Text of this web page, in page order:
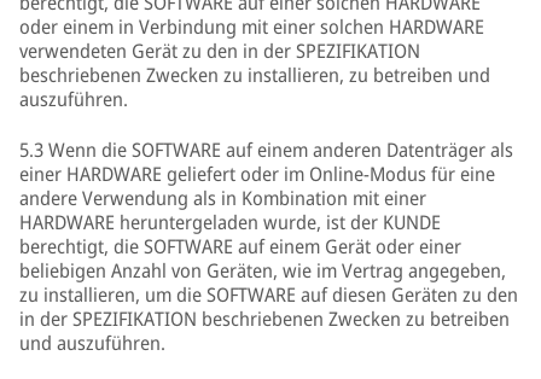
oder einem in Verbindung mit einer solchen HARDWARE
verwendeten Gerät zu den in der SPEZIFIKATION
beschriebenen Zwecken zu installieren, zu betreiben und
auszuführen.
5.3 Wenn die SOFTWARE auf einem anderen Datenträger als
einer HARDWARE geliefert oder im Online-Modus für eine
andere Verwendung als in Kombination mit einer
HARDWARE heruntergeladen wurde, ist der KUNDE
berechtigt, die SOFTWARE auf einem Gerät oder einer
beliebigen Anzahl von Geräten, wie im Vertrag angegeben,
zu installieren, um die SOFTWARE auf diesen Geräten zu den
in der SPEZIFIKATION beschriebenen Zwecken zu betreiben
und auszuführen.